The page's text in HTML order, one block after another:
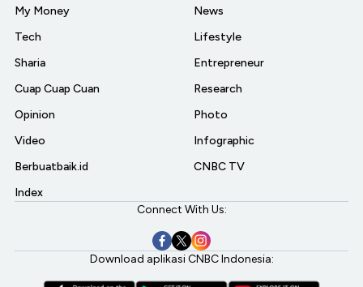
My Money
Tech
Sharia
Cuap Cuap Cuan
Opinion
Video
Berbuatbaik.id
Index
News
Lifestyle
Entrepreneur
Research
Photo
Infographic
CNBC TV
Connect With Us:
Download aplikasi CNBC Indonesia: